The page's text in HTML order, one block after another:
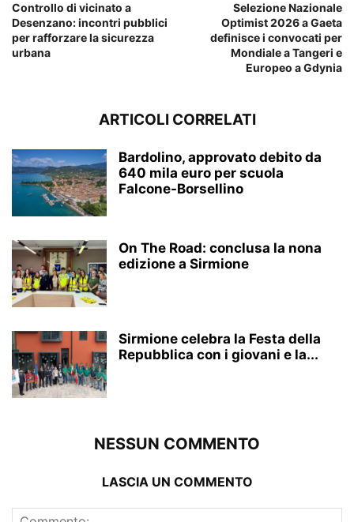
Controllo di vicinato a
Desenzano: incontri pubblici
per rafforzare la sicurezza
urbana
Selezione Nazionale
Optimist 2026 a Gaeta
definisce i convocati per
Mondiale a Tangeri e
Europeo a Gdynia
ARTICOLI CORRELATI
Bardolino, approvato debito da
640 mila euro per scuola
Falcone-Borsellino
On The Road: conclusa la nona
edizione a Sirmione
Sirmione celebra la Festa della
Repubblica con i giovani e la...
NESSUN COMMENTO
LASCIA UN COMMENTO